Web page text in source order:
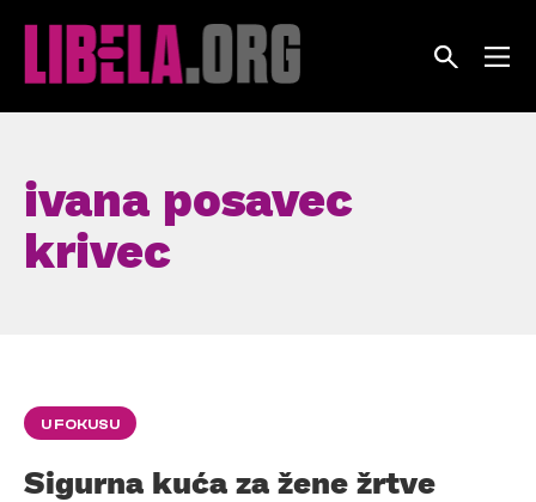
ivana posavec
krivec
U FOKUSU
Sigurna kuća za žene žrtve